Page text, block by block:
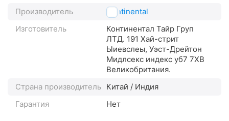
Производитель
Continental
Изготовитель
Континентал Тайр Груп
ЛТД. 191 Хай-стрит
Ыиевслеы, Уэст-Дрейтон
Мидлсекс индекс уб7 7XВ
Великобритания.
Страна производитель Китай / Индия
Гарантия
Нет